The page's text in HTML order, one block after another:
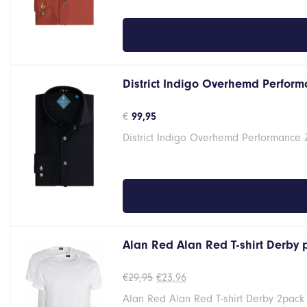
District Indigo Overhemd
€ 99,95
District Indigo Overhemd Performance
Alan Red Alan Red T-shirt Derby
€29,95 Oorspronkelijke
was:
€23,96Huidige
is:
Alan Red Alan Red T-shirt Derby